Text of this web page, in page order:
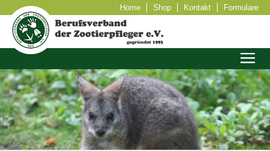
Home Shop Kontakt Formulare